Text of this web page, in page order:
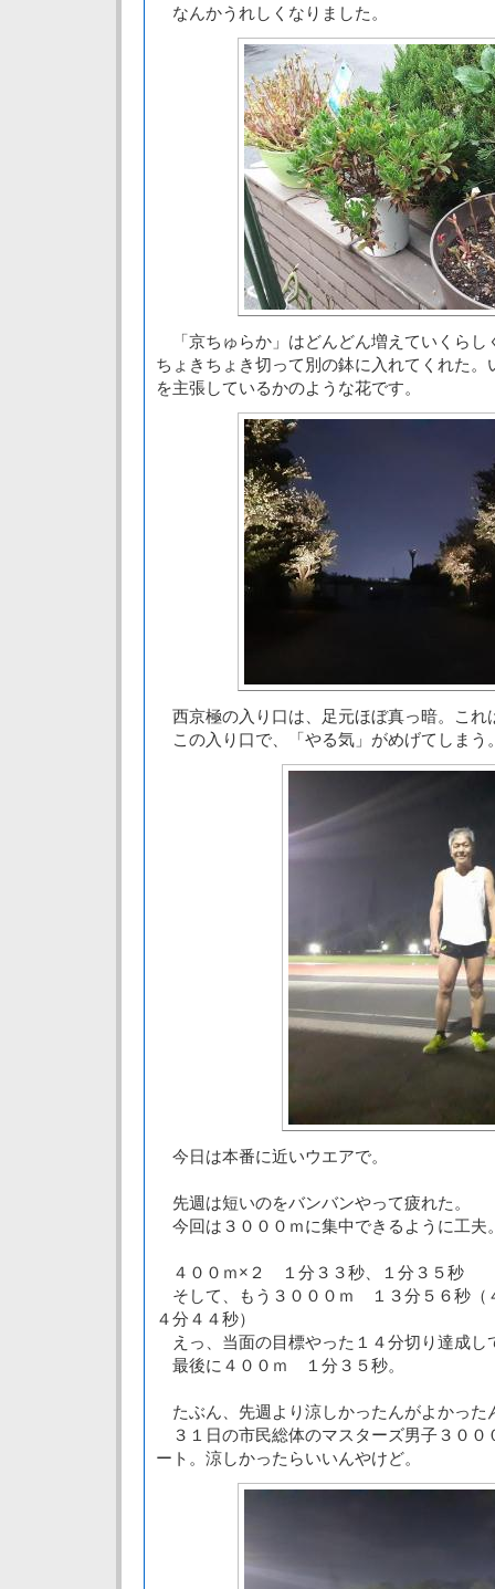
なんかうれしくなりました。
「京ちゅらか」はどんどん増えていくらし
ちょきちょき切って別の鉢に入れてくれた
を主張しているかのような花です。
西京極の入り口は、足元ほぼ真っ暗。これ
この入り口で、「やる気」がめげてしまう
今日は本番に近いウエアで。
先週は短いのをバンバンやって疲れた。
今回は３０００ｍに集中できるように工夫
４００ｍ×２ １分３３秒、１分３５秒
そして、もう３０００ｍ １３分５６秒（
４分４４秒）
えっ、当面の目標やった１４分切り達成し
最後に４００ｍ １分３５秒。
たぶん、先週より涼しかったんがよかった
３１日の市民総体のマスターズ男子３００
ート。涼しかったらいいんやけど。